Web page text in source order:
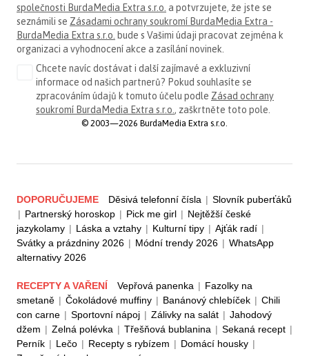
společnosti BurdaMedia Extra s.r.o. a potvrzujete, že jste se
seznámili se Zásadami ochrany soukromí BurdaMedia Extra -
BurdaMedia Extra s.r.o. bude s Vašimi údaji pracovat zejména k
organizaci a vyhodnocení akce a zasílání novinek.
Chcete navíc dostávat i další zajímavé a exkluzivní
informace od našich partnerů? Pokud souhlasíte se
zpracováním údajů k tomuto účelu podle Zásad ochrany
soukromí BurdaMedia Extra s.r.o. , zaškrtněte toto pole.
© 2003—2026 BurdaMedia Extra s.r.o.
DOPORUČUJEME Děsivá telefonní čísla | Slovník puberťáků
| Partnerský horoskop | Pick me girl | Nejtěžší české
jazykolamy | Láska a vztahy | Kulturní tipy | Ajťák radí |
Svátky a prázdniny 2026 | Módní trendy 2026 | WhatsApp
alternativy 2026
RECEPTY A VAŘENÍ Vepřová panenka | Fazolky na
smetaně | Čokoládové muffiny | Banánový chlebíček | Chili
con carne | Sportovní nápoj | Zálivky na salát | Jahodový
džem | Zelná polévka | Třešňová bublanina | Sekaná recept |
Perník | Lečo | Recepty s rybízem | Domácí housky |